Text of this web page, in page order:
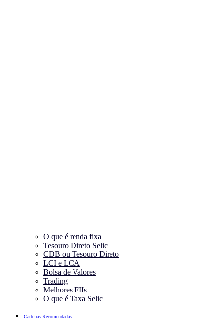
O que é renda fixa
Tesouro Direto Selic
CDB ou Tesouro Direto
LCI e LCA
Bolsa de Valores
Trading
Melhores FIIs
O que é Taxa Selic
Carteiras Recomendadas